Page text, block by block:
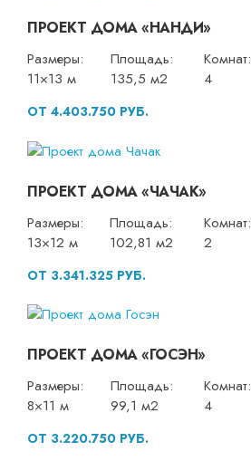
ПРОЕКТ ДОМА «НАНДИ»
Размеры:
11×13 м
Площадь:
135,5 м2
Комнат:
4
ОТ 4.403.750 РУБ.
ПРОЕКТ ДОМА «ЧАЧАК»
Размеры:
13×12 м
Площадь:
102,81 м2
Комнат:
2
ОТ 3.341.325 РУБ.
ПРОЕКТ ДОМА «ГОСЭН»
Размеры:
8×11 м
Площадь:
99,1 м2
Комнат:
4
ОТ 3.220.750 РУБ.